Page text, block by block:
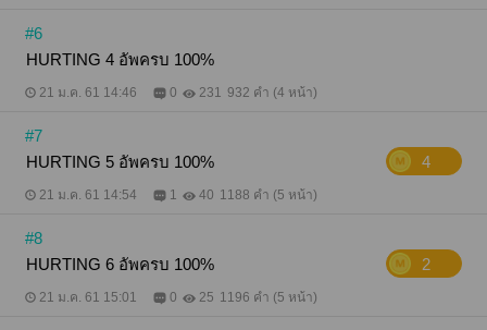
#6
HURTING 4 อัพครบ 100%
21 ม.ค. 61 14:46 0 231 932 คำ (4 หน้า)
#7
HURTING 5 อัพครบ 100%
4
21 ม.ค. 61 14:54 1 40 1188 คำ (5 หน้า)
#8
HURTING 6 อัพครบ 100%
2
21 ม.ค. 61 15:01 0 25 1196 คำ (5 หน้า)